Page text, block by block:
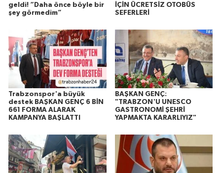
geldi! “Daha önce böyle bir
şey görmedim”
İÇİN ÜCRETSİZ OTOBÜS
SEFERLERİ
Trabzonspor'a büyük
destek BAŞKAN GENÇ 6 BİN
661 FORMA ALARAK
KAMPANYA BAŞLATTI
BAŞKAN GENÇ:
"TRABZON'U UNESCO
GASTRONOMİ ŞEHRİ
YAPMAKTA KARARLIYIZ"